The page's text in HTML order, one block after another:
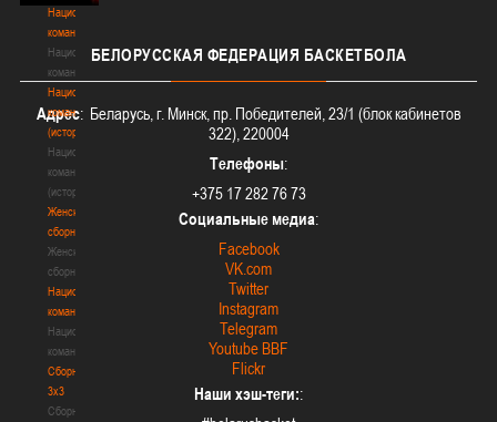
Национальная
команда
Национальная
команда
Национальная
команда
(история)
Национальная
команда
(история)
Женские
сборные
Женские
сборные
Национальная
команда
Национальная
команда
Сборные
3х3
Сборные
БЕЛОРУССКАЯ ФЕДЕРАЦИЯ БАСКЕТБОЛА
Адрес: Беларусь, г. Минск, пр. Победителей, 23/1 (блок кабинетов
322), 220004
Телефоны:
+375 17 282 76 73
Социальные медиа:
Facebook
VK.com
Twitter
Instagram
Telegram
Youtube BBF
Flickr
Наши хэш-теги::